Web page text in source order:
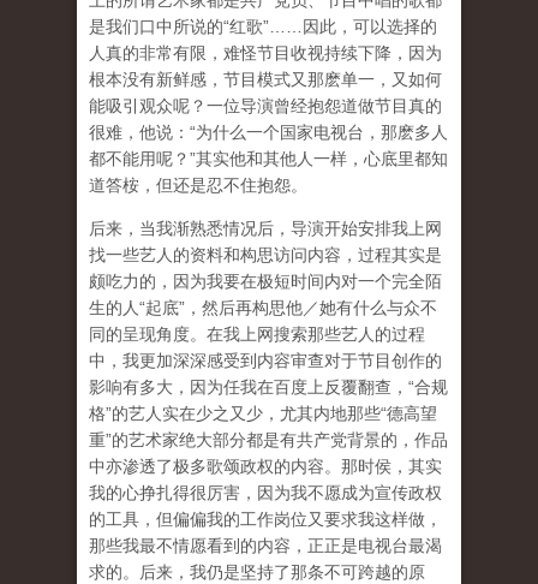
是我们口中所说的“红歌”……因此，可以选择的
人真的非常有限，难怪节目收视持续下降，因为
根本没有新鲜感，节目模式又那麽单一，又如何
能吸引观众呢？一位导演曾经抱怨道做节目真的
很难，他说：“为什么一个国家电视台，那麽多人
都不能用呢？”其实他和其他人一样，心底里都知
道答桉，但还是忍不住抱怨。
后来，当我渐熟悉情况后，导演开始安排我上网
找一些艺人的资料和构思访问内容，过程其实是
颇吃力的，因为我要在极短时间内对一个完全陌
生的人“起底”，然后再构思他／她有什么与众不
同的呈现角度。在我上网搜索那些艺人的过程
中，我更加深深感受到内容审查对于节目创作的
影响有多大，因为任我在百度上反覆翻查，“合规
格”的艺人实在少之又少，尤其内地那些“德高望
重”的艺术家绝大部分都是有共产党背景的，作品
中亦渗透了极多歌颂政权的内容。那时侯，其实
我的心挣扎得很厉害，因为我不愿成为宣传政权
的工具，但偏偏我的工作岗位又要求我这样做，
那些我最不情愿看到的内容，正正是电视台最渴
求的。后来，我仍是坚持了那条不可跨越的原